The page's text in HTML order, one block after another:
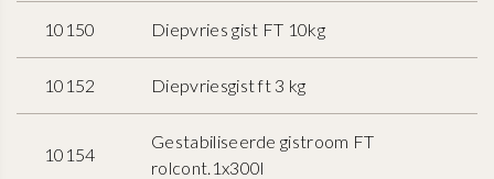
10150 Diepvries gist FT 10kg
10152 Diepvriesgist ft 3 kg
10154
Gestabiliseerde gistroom FT
rolcont.1x300l